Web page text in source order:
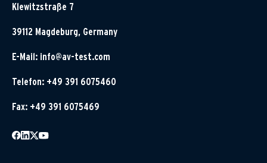
Klewitzstraße 7
39112 Magdeburg, Germany
E-Mail: info@av-test.com
Telefon: +49 391 6075460
Fax: +49 391 6075469